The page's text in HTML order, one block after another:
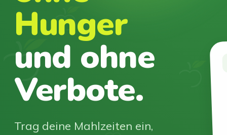
Hunger
und ohne
Verbote.
Trag deine Mahlzeiten ein,